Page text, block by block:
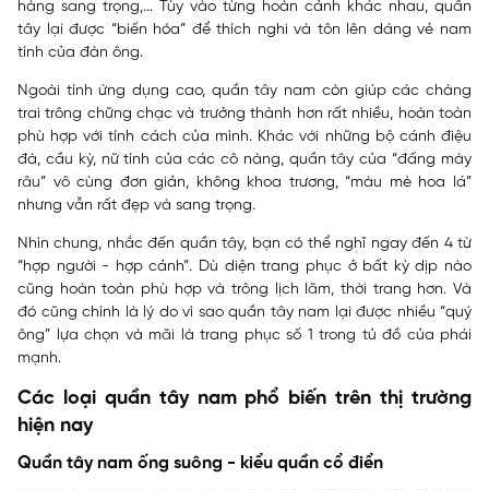
hàng sang trọng,... Tùy vào từng hoàn cảnh khác nhau, quần
tây lại được “biến hóa” để thích nghi và tôn lên dáng vẻ nam
tính của đàn ông.
Ngoài tính ứng dụng cao, quần tây nam còn giúp các chàng
trai trông chững chạc và trưởng thành hơn rất nhiều, hoàn toàn
phù hợp với tính cách của mình. Khác với những bộ cánh điệu
đà, cầu kỳ, nữ tính của các cô nàng, quần tây của “đấng mày
râu” vô cùng đơn giản, không khoa trương, “màu mè hoa lá”
nhưng vẫn rất đẹp và sang trọng.
Nhìn chung, nhắc đến quần tây, bạn có thể nghĩ ngay đến 4 từ
“hợp người - hợp cảnh”. Dù diện trang phục ở bất kỳ dịp nào
cũng hoàn toàn phù hợp và trông lịch lãm, thời trang hơn. Và
đó cũng chính là lý do vì sao quần tây nam lại được nhiều “quý
ông” lựa chọn và mãi là trang phục số 1 trong tủ đồ của phái
mạnh.
Các loại quần tây nam phổ biến trên thị trường
hiện nay
Quần tây nam ống suông - kiểu quần cổ điển